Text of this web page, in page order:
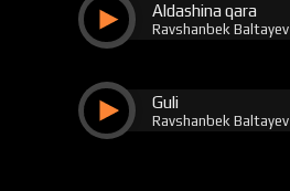
Aldashina qara
Ravshanbek Baltayev
Guli
Ravshanbek Baltayev